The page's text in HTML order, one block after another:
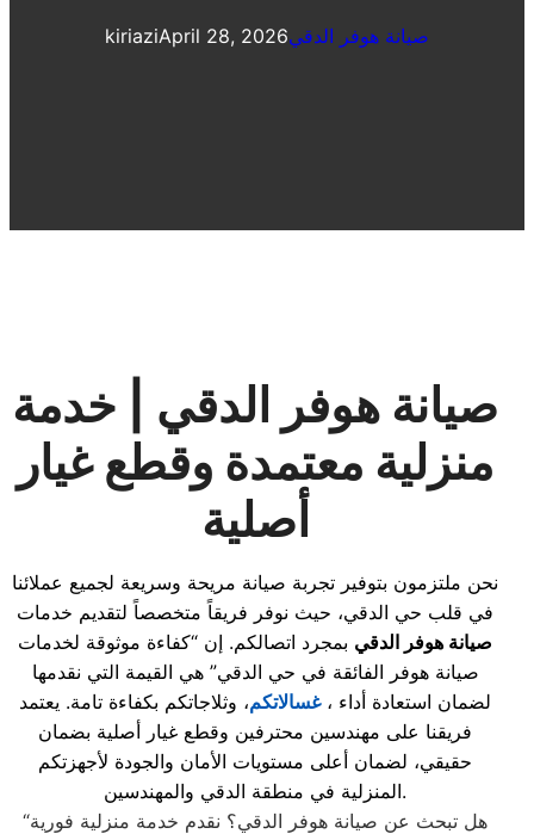
kiriaziApril 28, 2026صيانة هوفر الدقي
صيانة هوفر الدقي | خدمة
منزلية معتمدة وقطع غيار
أصلية
نحن ملتزمون بتوفير تجربة صيانة مريحة وسريعة لجميع عملائنا
في قلب حي الدقي، حيث نوفر فريقاً متخصصاً لتقديم خدمات
صيانة هوفر الدقي بمجرد اتصالكم. إن “كفاءة موثوقة لخدمات
صيانة هوفر الفائقة في حي الدقي” هي القيمة التي نقدمها
لضمان استعادة أداء ،غسالاتكم، وثلاجاتكم بكفاءة تامة. يعتمد
فريقنا على مهندسين محترفين وقطع غيار أصلية بضمان
حقيقي، لضمان أعلى مستويات الأمان والجودة لأجهزتكم
المنزلية في منطقة الدقي والمهندسين.
“هل تبحث عن صيانة هوفر الدقي؟ نقدم خدمة منزلية فورية